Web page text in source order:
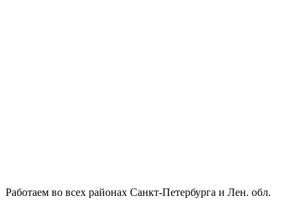
Работаем во всех районах Санкт-Петербурга и Лен. обл.